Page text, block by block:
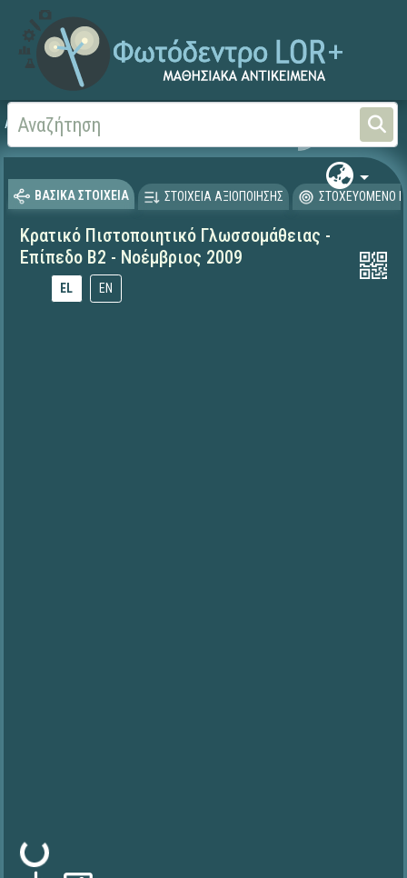
Αρχική Ξένες Γλώσσες -
ΒΑΣΙΚΑ ΣΤΟΙΧΕΙΑ ΣΤΟΙΧΕΙΑ ΑΞΙΟΠΟΙΗΣΗΣ ΣΤΟΧΕΥΟΜΕΝΟ
Κρατικό Πιστοποιητικό Γλωσσομάθειας -
Επίπεδο Β2 - Νοέμβριος 2009
EL EN
Φόρτωση...